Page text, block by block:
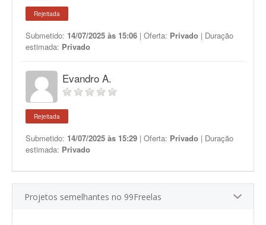
Rejeitada
Submetido: 14/07/2025 às 15:06 | Oferta: Privado | Duração
estimada: Privado
Evandro A.
Rejeitada
Submetido: 14/07/2025 às 15:29 | Oferta: Privado | Duração
estimada: Privado
Projetos semelhantes no 99Freelas